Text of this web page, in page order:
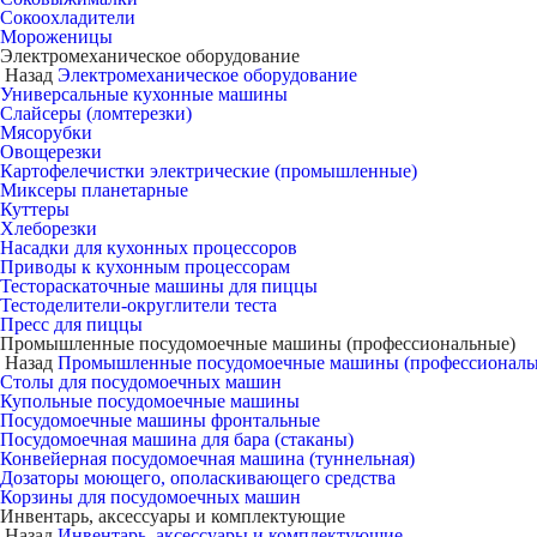
Сокоохладители
Мороженицы
Электромеханическое оборудование
Назад Электромеханическое оборудование
Универсальные кухонные машины
Слайсеры (ломтерезки)
Мясорубки
Овощерезки
Картофелечистки электрические (промышленные)
Миксеры планетарные
Куттеры
Хлеборезки
Насадки для кухонных процессоров
Приводы к кухонным процессорам
Тестораскаточные машины для пиццы
Тестоделители-округлители теста
Пресс для пиццы
Промышленные посудомоечные машины (профессиональные)
Назад Промышленные посудомоечные машины
Столы для посудомоечных машин
Купольные посудомоечные машины
Посудомоечные машины фронтальные
Посудомоечная машина для бара (стаканы)
Конвейерная посудомоечная машина (туннельная)
Дозаторы моющего, ополаскивающего средства
Корзины для посудомоечных машин
Инвентарь, аксессуары и комплектующие